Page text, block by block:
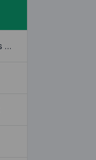
Descargador de miniaturas de YouTube